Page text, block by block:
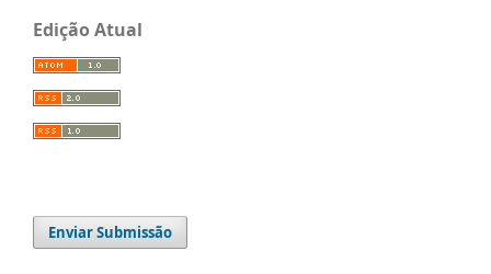
Edição Atual
Enviar Submissão